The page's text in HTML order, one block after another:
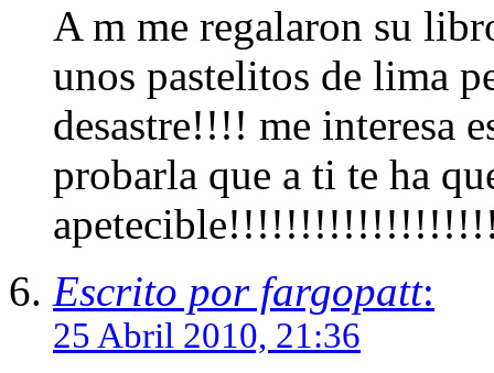
A m me regalaron su
unos pastelitos de lima
desastre!!!! me interesa
probarla que a ti te ha
Escrito por fargopatt:
25 Abril 2010, 21:36